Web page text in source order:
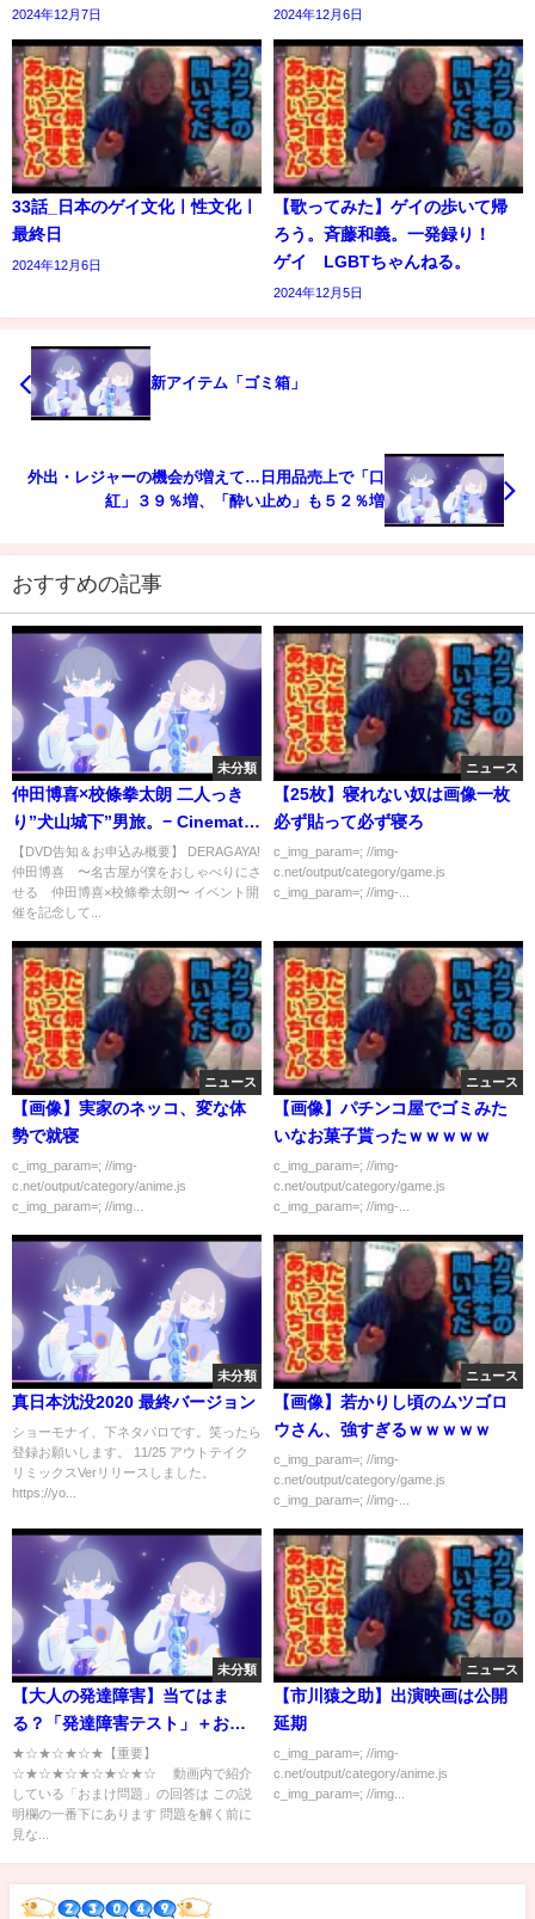
2024年12月7日 2024年12月6日
33話_日本のゲイ文化ㅣ性文化ㅣ
最終日
2024年12月6日
【歌ってみた】ゲイの歩いて帰
ろう。斉藤和義。一発録り！
ゲイ LGBTちゃんねる。
2024年12月5日
新アイテム「ゴミ箱」
外出・レジャーの機会が増えて…日用品売上で「口
紅」３９％増、「酔い止め」も５２％増
おすすめの記事
未分類
仲田博喜×校條拳太朗 二人っき
り”犬山城下”男旅。− Cinematic
trailer
【DVD告知＆お申込み概要】 DERAGAYA!
仲田博喜 〜名古屋が僕をおしゃべりにさ
せる 仲田博喜×校條拳太朗〜 イベント開
催を記念して...
ニュース
【25枚】寝れない奴は画像一枚
必ず貼って必ず寝ろ
c_img_param=; //img-
c.net/output/category/game.js
c_img_param=; //img-...
ニュース
【画像】実家のネッコ、変な体
勢で就寝
c_img_param=; //img-
c.net/output/category/anime.js
c_img_param=; //img...
ニュース
【画像】パチンコ屋でゴミみた
いなお菓子貰ったｗｗｗｗｗ
c_img_param=; //img-
c.net/output/category/game.js
c_img_param=; //img-...
未分類
真日本沈没2020 最終バージョン
ショーモナイ、下ネタパロです。笑ったら
登録お願いします。 11/25 アウトテイク
リミックスVerリリースしました。
https://yo...
ニュース
【画像】若かりし頃のムツゴロ
ウさん、強すぎるｗｗｗｗｗ
c_img_param=; //img-
c.net/output/category/game.js
c_img_param=; //img-...
未分類
【大人の発達障害】当てはま
る？「発達障害テスト」＋おま
け問題
★☆★☆★☆★【重要】
☆★☆★☆★☆★☆★☆ 動画内で紹介
している「おまけ問題」の回答は この説
明欄の一番下にあります 問題を解く前に
見な...
ニュース
【市川猿之助】出演映画は公開
延期
c_img_param=; //img-
c.net/output/category/anime.js
c_img_param=; //img...